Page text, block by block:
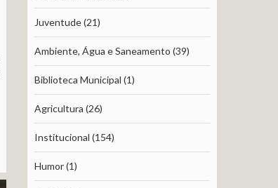
Juventude(21)
Ambiente, Água e Saneamento (39)
Biblioteca Municipal (1)
Agricultura (26)
Institucional (154)
Humor(1)